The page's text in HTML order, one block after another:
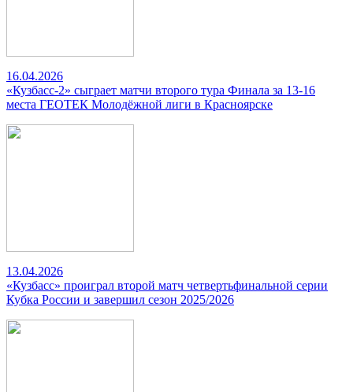
16.04.2026
«Кузбасс-2» сыграет матчи второго тура Финала за 13-16
места ГЕОТЕК Молодёжной лиги в Красноярске
13.04.2026
«Кузбасс» проиграл второй матч четвертьфинальной серии
Кубка России и завершил сезон 2025/2026